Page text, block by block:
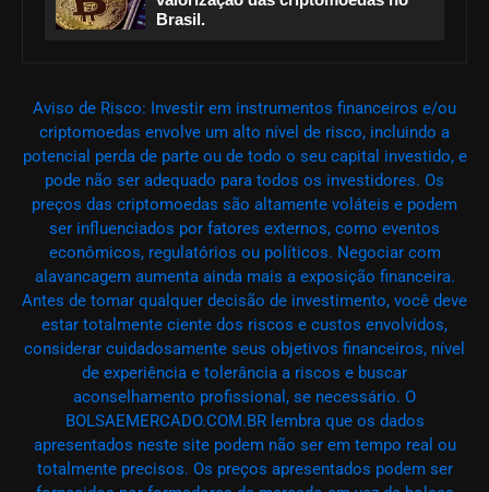
Brasil.
Aviso de Risco: Investir em instrumentos financeiros e/ou
criptomoedas envolve um alto nível de risco, incluindo a
potencial perda de parte ou de todo o seu capital investido, e
pode não ser adequado para todos os investidores. Os
preços das criptomoedas são altamente voláteis e podem
ser influenciados por fatores externos, como eventos
econômicos, regulatórios ou políticos. Negociar com
alavancagem aumenta ainda mais a exposição financeira.
Antes de tomar qualquer decisão de investimento, você deve
estar totalmente ciente dos riscos e custos envolvidos,
considerar cuidadosamente seus objetivos financeiros, nível
de experiência e tolerância a riscos e buscar
aconselhamento profissional, se necessário. O
BOLSAEMERCADO.COM.BR lembra que os dados
apresentados neste site podem não ser em tempo real ou
totalmente precisos. Os preços apresentados podem ser